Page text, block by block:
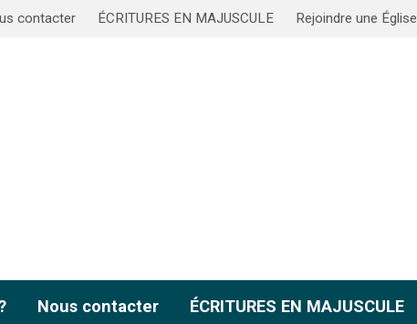
contacter ÉCRITURES EN MAJUSCULE Rejoindre une Église
Nous contacter ÉCRITURES EN MAJUSCULE